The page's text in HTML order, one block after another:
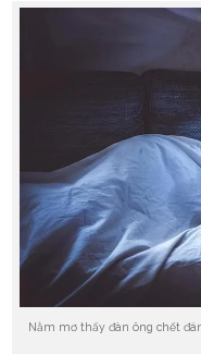
Nằm mơ thấy đàn ông chết